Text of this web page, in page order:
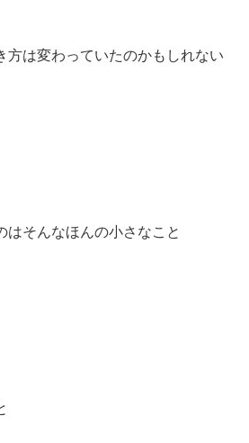
方は変わっていたのかもしれない
はそんなほんの小さなこと